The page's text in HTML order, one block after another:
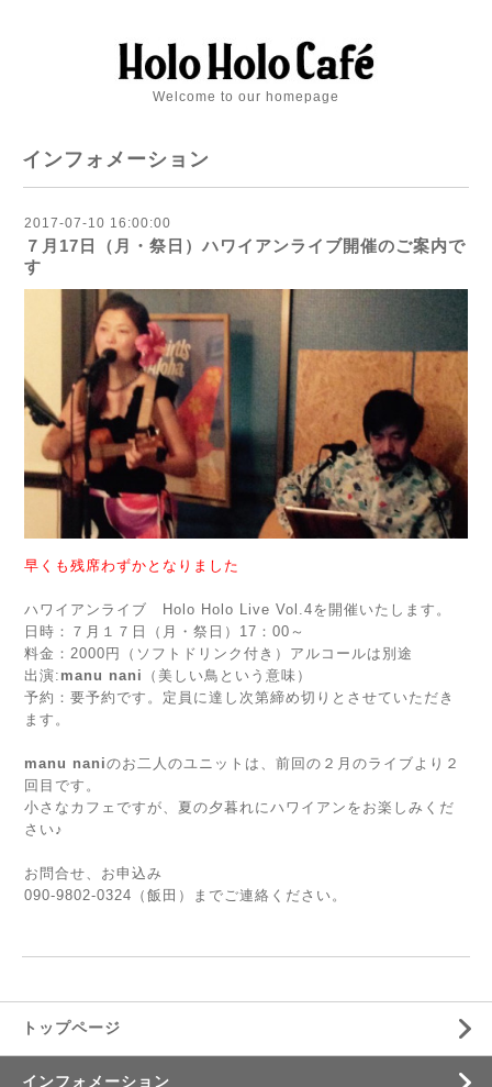
Welcome to our homepage
インフォメーション
2017-07-10 16:00:00
７月17日（月・祭日）ハワイアンライブ開催のご案内で
す
早くも残席わずかとなりました
ハワイアンライブ Holo Holo Live Vol.4を開催いたします。
日時：７月１７日（月・祭日）17：00～
料金：2000円（ソフトドリンク付き）アルコールは別途
出演: manu nani
（美しい鳥という意味）
予約：要予約です。定員に達し次第締め切りとさせていただき
ます。
manu naniのお二人のユニットは、前回の２月のライブより２
回目です。
小さなカフェですが、夏の夕暮れにハワイアンをお楽しみくだ
さい♪
お問合せ、お申込み
090-9802-0324（飯田）までご連絡ください。
トップページ
インフォメーション